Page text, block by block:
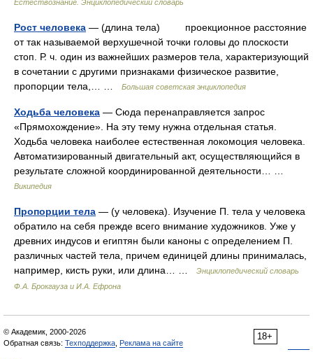
Естествознание. Энциклопедический словарь
Рост человека — (длина тела) проекционное расстояние
от так называемой верхушечной точки головы до плоскости
стоп. Р. ч. один из важнейших размеров тела, характеризующий
в сочетании с другими признаками физическое развитие,
пропорции тела,… …
Большая советская энциклопедия
Ходьба человека — Сюда перенаправляется запрос
«Прямохождение». На эту тему нужна отдельная статья.
Ходьба человека наиболее естественная локомоция человека.
Автоматизированный двигательный акт, осуществляющийся в
результате сложной координированной деятельности… …
Википедия
Пропорции тела — (у человека). Изучение П. тела у человека
обратило на себя прежде всего внимание художников. Уже у
древних индусов и египтян были каноны с определением П.
различных частей тела, причем единицей длины принималась,
например, кисть руки, или длина… …
Энциклопедический словарь
Ф.А. Брокгауза и И.А. Ефрона
18+
© Академик, 2000-2026
Обратная связь: Техподдержка Реклама на сайте